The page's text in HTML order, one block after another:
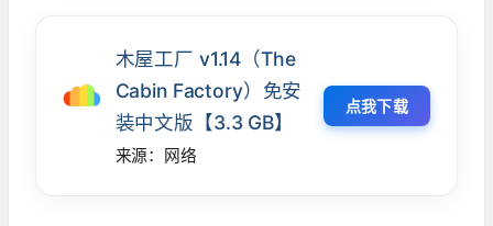
木屋工厂 v1.14（The
Cabin Factory）免安
装中文版【3.3 GB】
来源：网络
点我下载